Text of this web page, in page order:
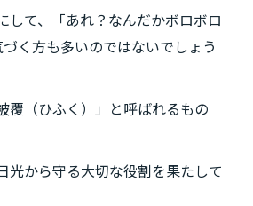
して、「あれ？なんだかボロボロ
く方も多いのではないでしょう
覆（ひふく）」と呼ばれるもの
光から守る大切な役割を果たして